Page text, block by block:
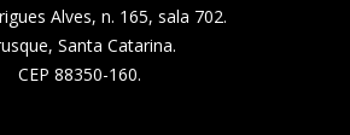
Alves, n. 165, sala 702.
Santa Catarina.
CEP 88350-160.